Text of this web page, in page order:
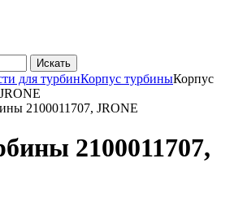
Искать
для турбинКорпус турбиныКорпус
2100011707, JRONE
2100011707,